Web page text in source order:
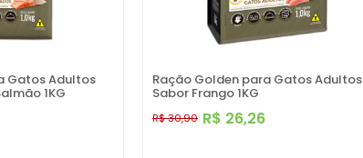
Gatos Adultos
1KG
Ração Golden para Gatos Adultos
Sabor Frango 1KG
R$ 26,26
R$ 30,90